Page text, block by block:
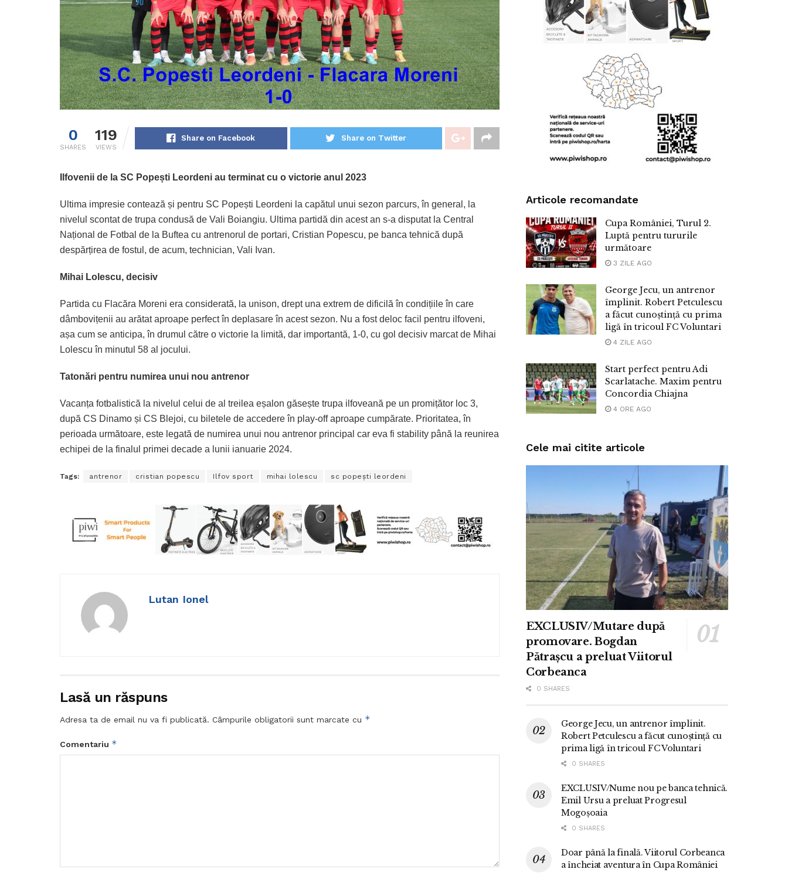
0
SHARES
119
VIEWS
Share on Facebook Share on Twitter
Ilfovenii de la SC Popești Leordeni au terminat cu o victorie anul 2023
Ultima impresie contează și pentru SC Popești Leordeni la capătul unui sezon parcurs, în general, la
nivelul scontat de trupa condusă de Vali Boiangiu. Ultima partidă din acest an s-a disputat la Central
Național de Fotbal de la Buftea cu antrenorul de portari, Cristian Popescu, pe banca tehnică după
despărțirea de fostul, de acum, technician, Vali Ivan.
Mihai Lolescu, decisiv
Partida cu Flacăra Moreni era considerată, la unison, drept una extrem de dificilă în condițiile în care
dâmbovițenii au arătat aproape perfect în deplasare în acest sezon. Nu a fost deloc facil pentru ilfoveni,
așa cum se anticipa, în drumul către o victorie la limită, dar importantă, 1-0, cu gol decisiv marcat de Mihai
Lolescu în minutul 58 al jocului.
Tatonări pentru numirea unui nou antrenor
Vacanța fotbalistică la nivelul celui de al treilea eșalon găsește trupa ilfoveană pe un promițător loc 3,
după CS Dinamo și CS Blejoi, cu biletele de accedere în play-off aproape cumpărate. Prioritatea, în
perioada următoare, este legată de numirea unui nou antrenor principal car eva fi stability până la reunirea
echipei de la finalul primei decade a lunii ianuarie 2024.
Tags: antrenor cristian popescu Ilfov sport mihai lolescu sc popeşti leordeni
Lutan Ionel
Lasă un răspuns
Adresa ta de email nu va fi publicată. Câmpurile obligatorii sunt marcate cu *
Comentariu *
Articole recomandate
Cupa României, Turul 2.
Luptă pentru tururile
următoare
3 ZILE AGO
George Jecu, un antrenor
împlinit. Robert Petculescu
a făcut cunoștință cu prima
ligă în tricoul FC Voluntari
4 ZILE AGO
Start perfect pentru Adi
Scarlatache. Maxim pentru
Concordia Chiajna
4 ORE AGO
Cele mai citite articole
EXCLUSIV/Mutare după
promovare. Bogdan
Pătrașcu a preluat Viitorul
Corbeanca
0 SHARES
George Jecu, un antrenor împlinit.
Robert Petculescu a făcut cunoștință cu
prima ligă în tricoul FC Voluntari
0 SHARES
EXCLUSIV/Nume nou pe banca tehnică.
Emil Ursu a preluat Progresul
Mogoșoaia
0 SHARES
Doar până la finală. Viitorul Corbeanca
a încheiat aventura în Cupa României